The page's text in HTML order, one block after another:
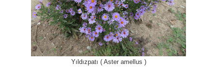
Yıldızpatı ( Aster amellus )